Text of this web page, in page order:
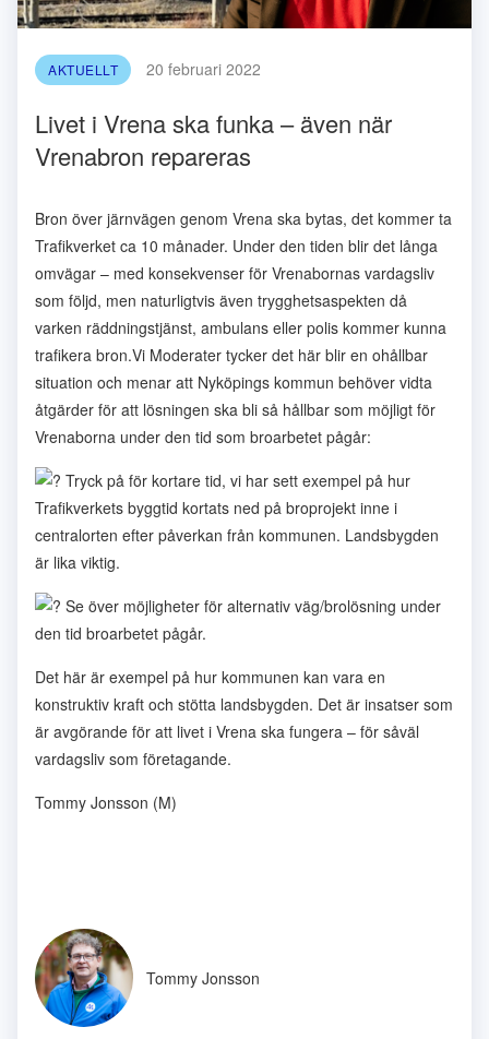
AKTUELLT 20 februari 2022
Livet i Vrena ska funka – även när
Vrenabron repareras
Bron över järnvägen genom Vrena ska bytas, det kommer ta
Trafikverket ca 10 månader. Under den tiden blir det långa
omvägar – med konsekvenser för Vrenabornas vardagsliv
som följd, men naturligtvis även trygghetsaspekten då
varken räddningstjänst, ambulans eller polis kommer kunna
trafikera bron.Vi Moderater tycker det här blir en ohållbar
situation och menar att Nyköpings kommun behöver vidta
åtgärder för att lösningen ska bli så hållbar som möjligt för
Vrenaborna under den tid som broarbetet pågår:
Tryck på för kortare tid, vi har sett exempel på hur
Trafikverkets byggtid kortats ned på broprojekt inne i
centralorten efter påverkan från kommunen. Landsbygden
är lika viktig.
Se över möjligheter för alternativ väg/brolösning under
den tid broarbetet pågår.
Det här är exempel på hur kommunen kan vara en
konstruktiv kraft och stötta landsbygden. Det är insatser som
är avgörande för att livet i Vrena ska fungera – för såväl
vardagsliv som företagande.
Tommy Jonsson (M)
Tommy Jonsson